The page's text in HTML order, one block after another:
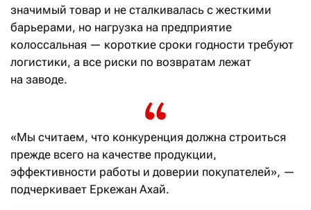
значимый товар и не сталкивалась с жесткими
барьерами, но нагрузка на предприятие
колоссальная — короткие сроки годности требуют
логистики, а все риски по возвратам лежат
на заводе.
«Мы считаем, что конкуренция должна строиться
прежде всего на качестве продукции,
эффективности работы и доверии покупателей», —
подчеркивает Еркежан Ахай.